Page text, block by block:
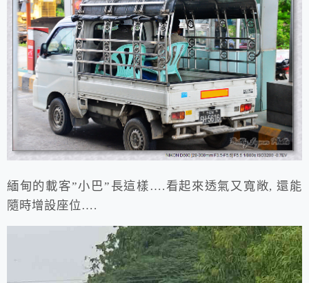
緬甸的載客”小巴”長這樣….看起來透氣又寬敞, 還能
隨時增設座位….